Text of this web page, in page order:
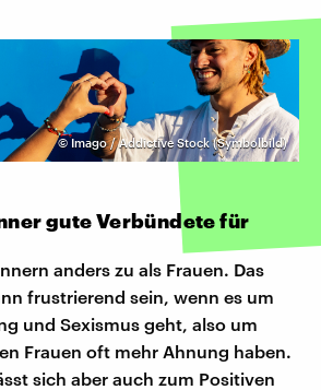
©Imago / Addictive Stock (Symbolbild)
gute Verbündete für
anders zu als Frauen. Das
frustrierend sein, wenn es um
und Sexismus geht, also um
Frauen oft mehr Ahnung haben.
sich aber auch zum Positiven